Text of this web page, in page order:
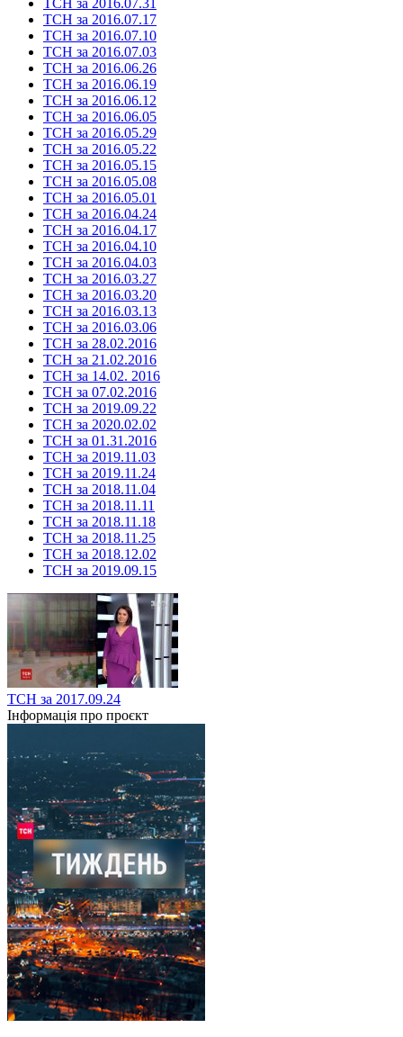
ТСН за 2016.07.17
ТСН за 2016.07.10
ТСН за 2016.07.03
ТСН за 2016.06.26
ТСН за 2016.06.19
ТСН за 2016.06.12
ТСН за 2016.06.05
ТСН за 2016.05.29
ТСН за 2016.05.22
ТСН за 2016.05.15
ТСН за 2016.05.08
ТСН за 2016.05.01
ТСН за 2016.04.24
ТСН за 2016.04.17
ТСН за 2016.04.10
ТСН за 2016.04.03
ТСН за 2016.03.27
ТСН за 2016.03.20
ТСН за 2016.03.13
ТСН за 2016.03.06
ТСН за 28.02.2016
ТСН за 21.02.2016
ТСН за 14.02. 2016
ТСН за 07.02.2016
ТСН за 2019.09.22
ТСН за 2020.02.02
ТСН за 01.31.2016
ТСН за 2019.11.03
ТСН за 2019.11.24
ТСН за 2018.11.04
ТСН за 2018.11.11
ТСН за 2018.11.18
ТСН за 2018.11.25
ТСН за 2018.12.02
ТСН за 2019.09.15
ТСН за 2017.09.24
Інформація про проєкт